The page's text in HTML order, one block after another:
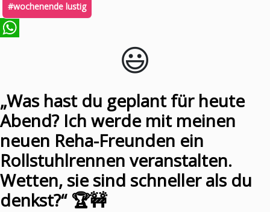
#wochenende lustig
😃️
„Was hast du geplant für heute
Abend? Ich werde mit meinen
neuen Reha-Freunden ein
Rollstuhlrennen veranstalten.
Wetten, sie sind schneller als du
denkst?“ 🏆🚧